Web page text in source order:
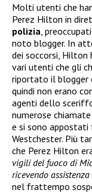
Molti utenti che
Perez Hilton in
polizia ,
noto blogger. In
dei soccorsi, Hilton
vari utenti che gli
riportato il blogger
quindi non erano
agenti dello
numerose
e si sono appostati
Westchester. Più
che Perez Hilton
vigili del fuoco di
ricevendo assistenza
nel frattempo